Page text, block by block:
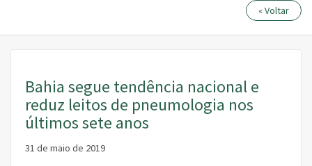
« Voltar
Bahia segue tendência nacional e
reduz leitos de pneumologia nos
últimos sete anos
31 de maio de 2019